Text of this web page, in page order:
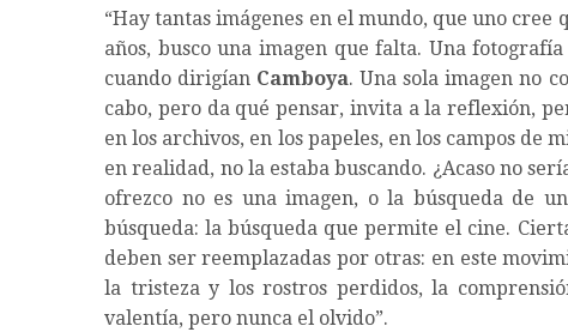
“Hay tantas imágenes en el mundo, que uno cree
años, busco una imagen que falta. Una
cuando dirigían Camboya. Una sola imagen no
cabo, pero da qué pensar, invita a la reflexión,
en los archivos, en los papeles, en los campos de
en realidad, no la estaba buscando. ¿Acaso no
ofrezco no es una imagen, o la búsqueda de
búsqueda: la búsqueda que permite el cine.
deben ser reemplazadas por otras: en este
la tristeza y los rostros perdidos, la
valentía, pero nunca el olvido”.